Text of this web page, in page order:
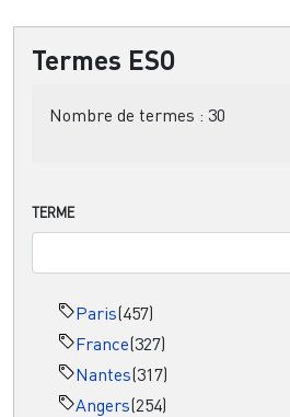
Termes ESO
Nombre de termes : 30
TERME
Paris(457)
France(327)
Nantes(317)
Angers(254)